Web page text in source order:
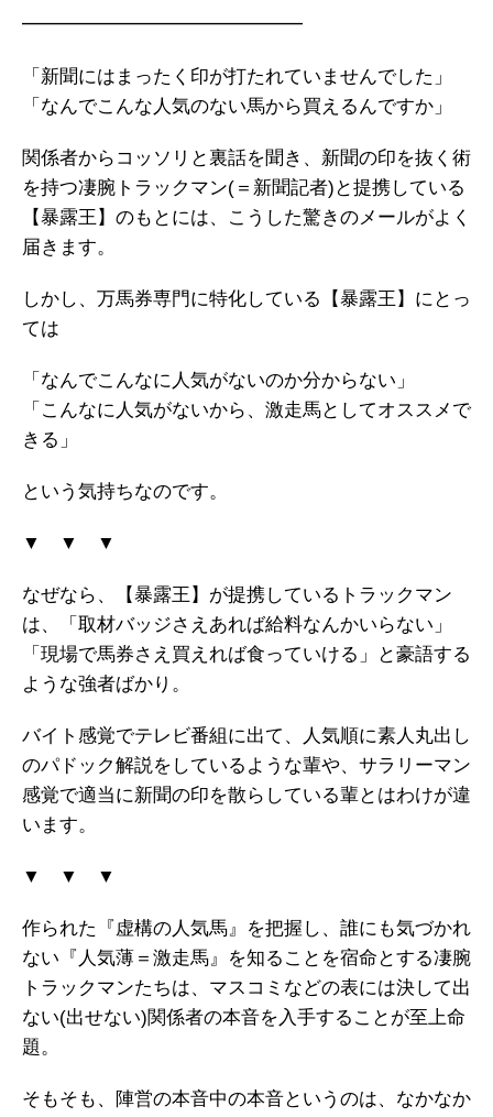
━━━━━━━━━━━━━━━
「新聞にはまったく印が打たれていませんでした」
「なんでこんな人気のない馬から買えるんですか」
関係者からコッソリと裏話を聞き、新聞の印を抜く術
を持つ凄腕トラックマン(＝新聞記者)と提携している
【暴露王】のもとには、こうした驚きのメールがよく
届きます。
しかし、万馬券専門に特化している【暴露王】にとっ
ては
「なんでこんなに人気がないのか分からない」
「こんなに人気がないから、激走馬としてオススメで
きる」
という気持ちなのです。
▼ ▼ ▼
なぜなら、【暴露王】が提携しているトラックマン
は、「取材バッジさえあれば給料なんかいらない」
「現場で馬券さえ買えれば食っていける」と豪語する
ような強者ばかり。
バイト感覚でテレビ番組に出て、人気順に素人丸出し
のパドック解説をしているような輩や、サラリーマン
感覚で適当に新聞の印を散らしている輩とはわけが違
います。
▼ ▼ ▼
作られた『虚構の人気馬』を把握し、誰にも気づかれ
ない『人気薄＝激走馬』を知ることを宿命とする凄腕
トラックマンたちは、マスコミなどの表には決して出
ない(出せない)関係者の本音を入手することが至上命
題。
そもそも、陣営の本音中の本音というのは、なかなか